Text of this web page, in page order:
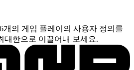
개의 게임 플레이의 사용자 정의를
대한으로 이끌어내 보세요.